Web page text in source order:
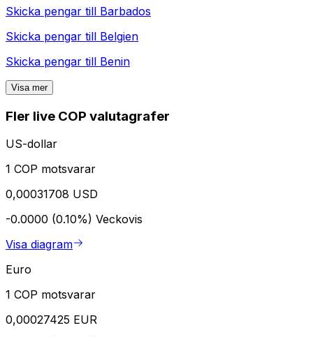
Skicka pengar till Barbados
Skicka pengar till Belgien
Skicka pengar till Benin
Visa mer
Fler live COP valutagrafer
US-dollar
1 COP motsvarar
0,00031708 USD
-0.0000 (0.10%) Veckovis
Visa diagram
Euro
1 COP motsvarar
0,00027425 EUR